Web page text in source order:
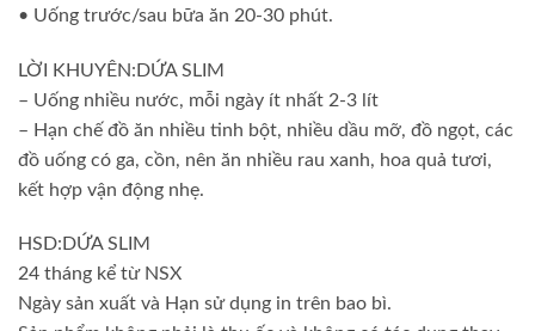
• Uống trước/sau bữa ăn 20-30 phút.
LỜI KHUYÊN:DỨA SLIM
– Uống nhiều nước, mỗi ngày ít nhất 2-3 lít
– Hạn chế đồ ăn nhiều tinh bột, nhiều dầu mỡ, đồ ngọt, các
đồ uống có ga, cồn, nên ăn nhiều rau xanh, hoa quả tươi,
kết hợp vận động nhẹ.
HSD:DỨA SLIM
24 tháng kể từ NSX
Ngày sản xuất và Hạn sử dụng in trên bao bì.